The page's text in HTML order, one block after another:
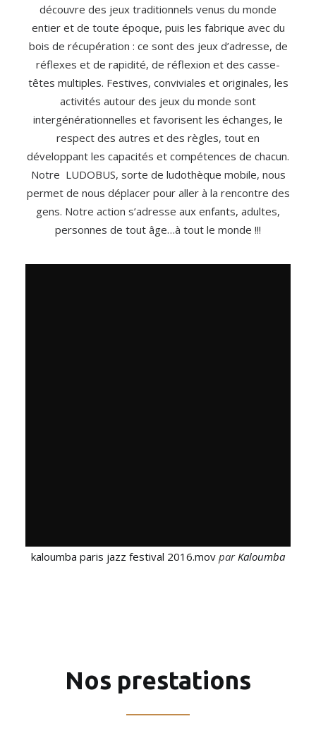
découvre des jeux traditionnels venus du monde
entier et de toute époque, puis les fabrique avec du
bois de récupération : ce sont des jeux d’adresse, de
réflexes et de rapidité, de réflexion et des casse-
têtes multiples. Festives, conviviales et originales, les
activités autour des jeux du monde sont
intergénérationnelles et favorisent les échanges, le
respect des autres et des règles, tout en
développant les capacités et compétences de chacun.
Notre LUDOBUS, sorte de ludothèque mobile, nous
permet de nous déplacer pour aller à la rencontre des
gens. Notre action s’adresse aux enfants, adultes,
personnes de tout âge…à tout le monde !!!
kaloumba paris jazz festival 2016.mov parKaloumba
Nos prestations